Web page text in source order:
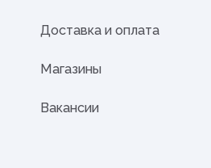
Доставка и оплата
Магазины
Вакансии